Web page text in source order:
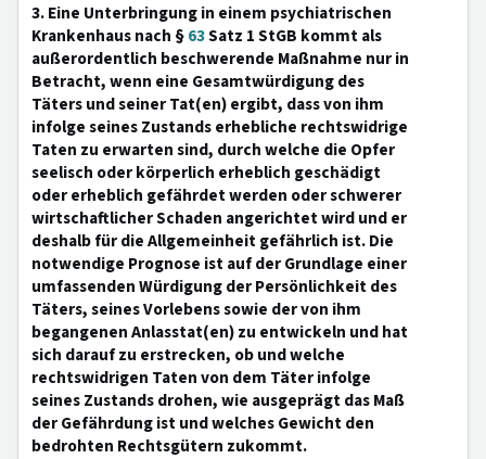
3. Eine Unterbringung in einem psychiatrischen
Krankenhaus nach §63Satz 1 StGB kommt als
außerordentlich beschwerende Maßnahme nur in
Betracht, wenn eine Gesamtwürdigung des
Täters und seiner Tat(en) ergibt, dass von ihm
infolge seines Zustands erhebliche rechtswidrige
Taten zu erwarten sind, durch welche die Opfer
seelisch oder körperlich erheblich geschädigt
oder erheblich gefährdet werden oder schwerer
wirtschaftlicher Schaden angerichtet wird und er
deshalb für die Allgemeinheit gefährlich ist. Die
notwendige Prognose ist auf der Grundlage einer
umfassenden Würdigung der Persönlichkeit des
Täters, seines Vorlebens sowie der von ihm
begangenen Anlasstat(en) zu entwickeln und hat
sich darauf zu erstrecken, ob und welche
rechtswidrigen Taten von dem Täter infolge
seines Zustands drohen, wie ausgeprägt das Maß
der Gefährdung ist und welches Gewicht den
bedrohten Rechtsgütern zukommt.